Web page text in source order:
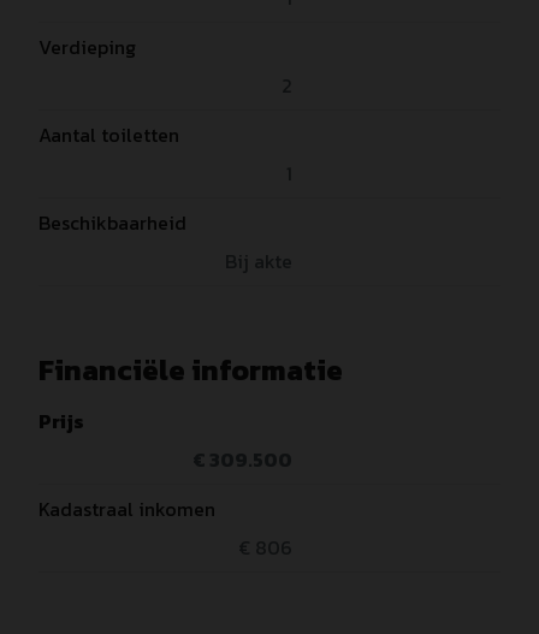
Verdieping
Aantal toiletten
Beschikbaarheid
Financiële informatie
Prijs
Kadastraal inkomen